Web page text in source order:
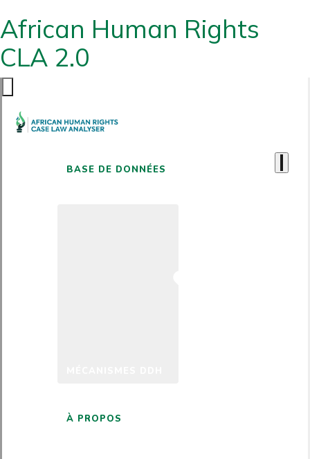
African Human Rights
CLA 2.0
BASE DE DONNÉES
À PROPOS